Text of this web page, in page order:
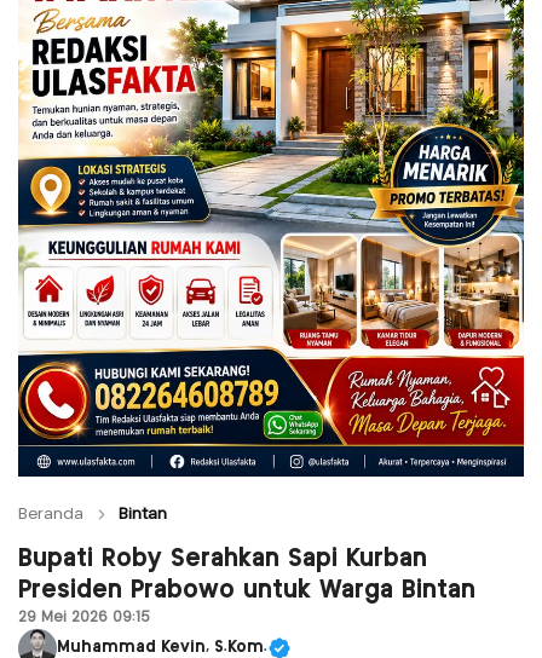
Beranda Bintan
Bupati Roby Serahkan Sapi Kurban
Presiden Prabowo untuk Warga Bintan
29 Mei 2026 09:15
Muhammad Kevin, S.Kom.